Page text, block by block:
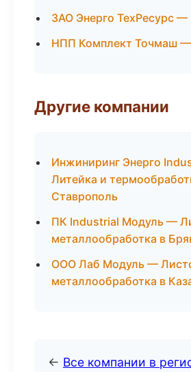
ЗАО Энерго ТехРесурс
НПП Комплект Точмаш
Другие компании
Инжиниринг Энерго
Литейка и
Ставрополь
ПК Industrial Модуль —
металлообработка в
ООО Лаб Модуль —
металлообработка в
← Все компании в